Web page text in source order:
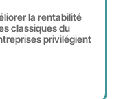
la rentabilité
classiques du
privilégient